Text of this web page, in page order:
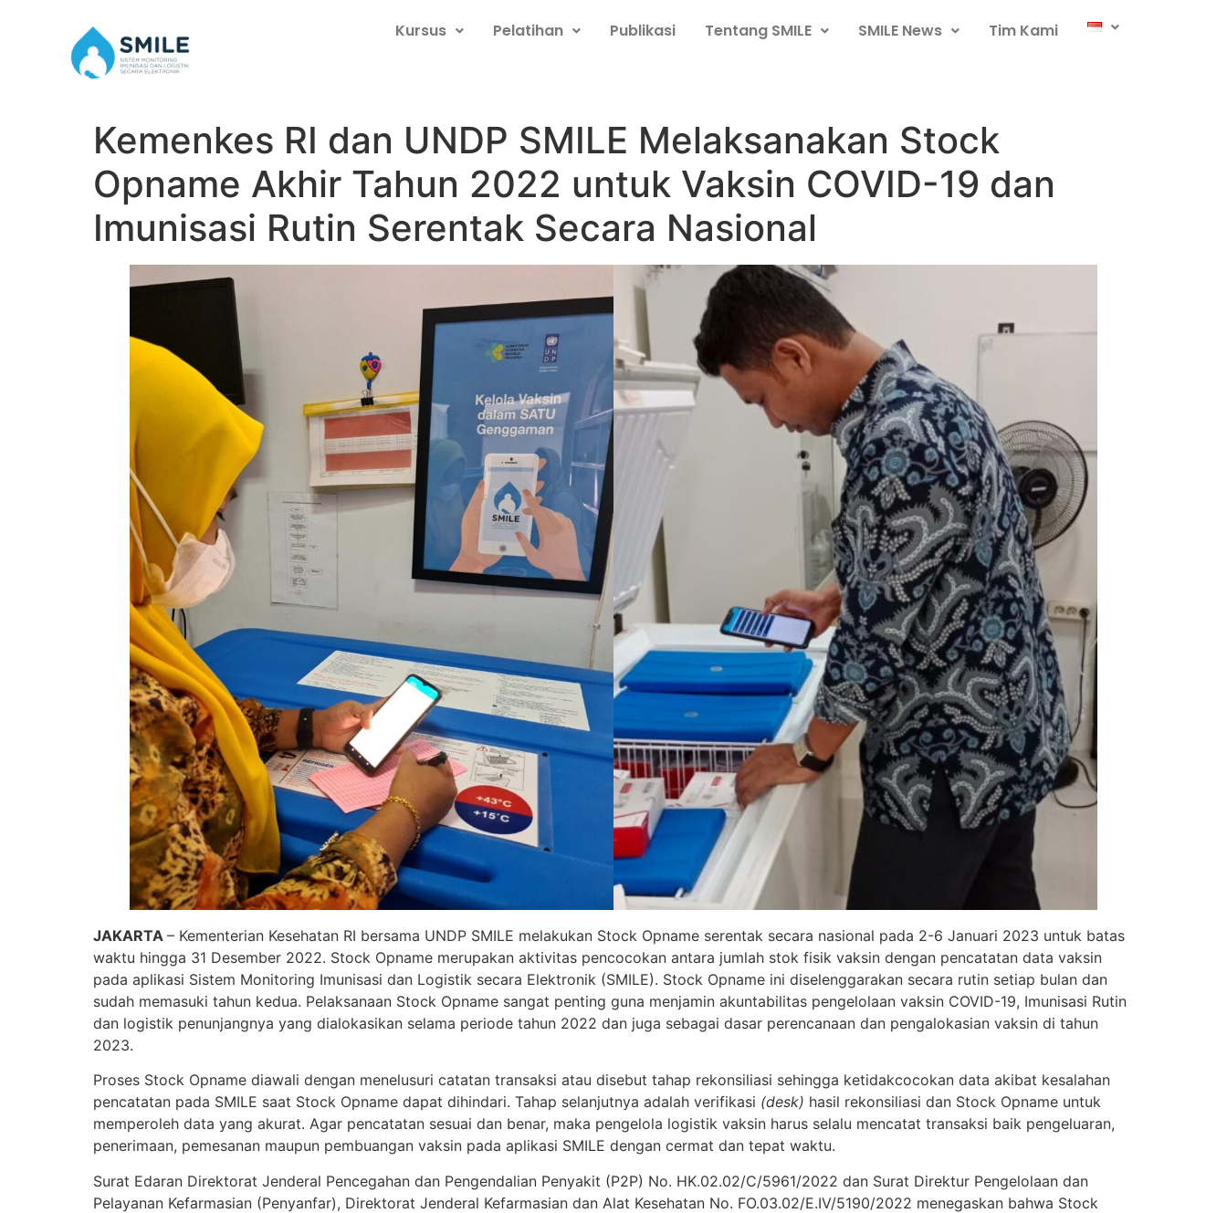
Kursus Pelatihan Publikasi Tentang SMILE SMILE News Tim Kami
Kemenkes RI dan UNDP SMILE Melaksanakan Stock
Opname Akhir Tahun 2022 untuk Vaksin COVID-19 dan
Imunisasi Rutin Serentak Secara Nasional
JAKARTA – Kementerian Kesehatan RI bersama UNDP SMILE melakukan Stock Opname serentak secara nasional pada 2-6 Januari 2023 untuk batas
waktu hingga 31 Desember 2022. Stock Opname merupakan aktivitas pencocokan antara jumlah stok fisik vaksin dengan pencatatan data vaksin
pada aplikasi Sistem Monitoring Imunisasi dan Logistik secara Elektronik (SMILE). Stock Opname ini diselenggarakan secara rutin setiap bulan dan
sudah memasuki tahun kedua. Pelaksanaan Stock Opname sangat penting guna menjamin akuntabilitas pengelolaan vaksin COVID-19, Imunisasi Rutin
dan logistik penunjangnya yang dialokasikan selama periode tahun 2022 dan juga sebagai dasar perencanaan dan pengalokasian vaksin di tahun
2023.
Proses Stock Opname diawali dengan menelusuri catatan transaksi atau disebut tahap rekonsiliasi sehingga ketidakcocokan data akibat kesalahan
pencatatan pada SMILE saat Stock Opname dapat dihindari. Tahap selanjutnya adalah verifikasi (desk) hasil rekonsiliasi dan Stock Opname untuk
memperoleh data yang akurat. Agar pencatatan sesuai dan benar, maka pengelola logistik vaksin harus selalu mencatat transaksi baik pengeluaran,
penerimaan, pemesanan maupun pembuangan vaksin pada aplikasi SMILE dengan cermat dan tepat waktu.
Surat Edaran Direktorat Jenderal Pencegahan dan Pengendalian Penyakit (P2P) No. HK.02.02/C/5961/2022 dan Surat Direktur Pengelolaan dan
Pelayanan Kefarmasian (Penyanfar), Direktorat Jenderal Kefarmasian dan Alat Kesehatan No. FO.03.02/E.IV/5190/2022 menegaskan bahwa Stock